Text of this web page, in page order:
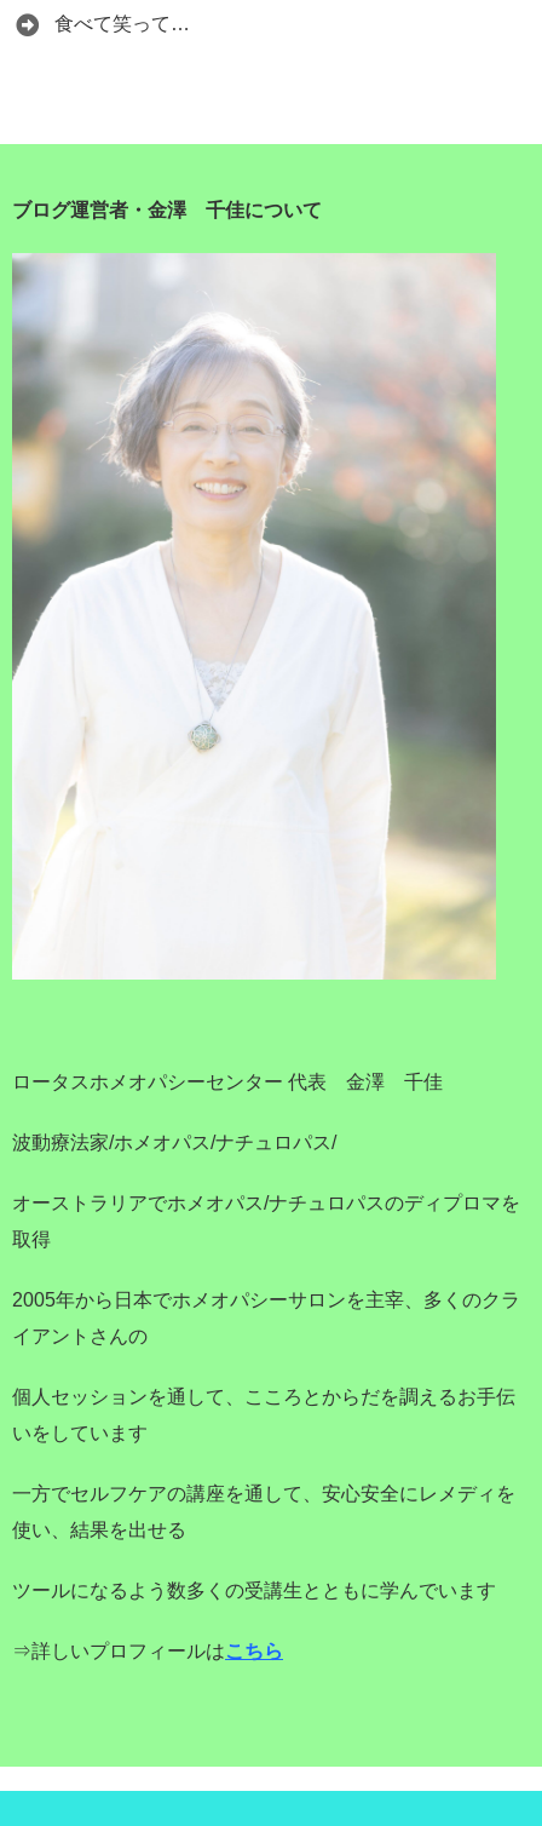
食べて笑って…
ブログ運営者・金澤 千佳について
ロータスホメオパシーセンター 代表 金澤 千佳
波動療法家/ホメオパス/ナチュロパス/
オーストラリアでホメオパス/ナチュロパスのディプロマを
取得
2005年から日本でホメオパシーサロンを主宰、多くのクラ
イアントさんの
個人セッションを通して、こころとからだを調えるお手伝
いをしています
一方でセルフケアの講座を通して、安心安全にレメディを
使い、結果を出せる
ツールになるよう数多くの受講生とともに学んでいます
⇒詳しいプロフィールはこちら